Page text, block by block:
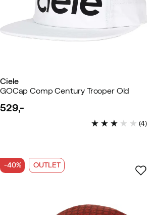
Ciele
GOCap Comp Century Trooper Old
529,-
(4)
-40% OUTLET